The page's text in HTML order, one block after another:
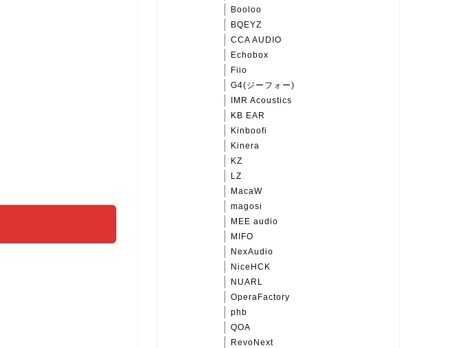
Booloo
BQEYZ
CCA AUDIO
Echobox
Fiio
G4(ジーフォー)
IMR Acoustics
KB EAR
Kinboofi
Kinera
KZ
LZ
MacaW
magosi
MEE audio
MIFO
NexAudio
NiceHCK
NUARL
OperaFactory
phb
QOA
RevoNext